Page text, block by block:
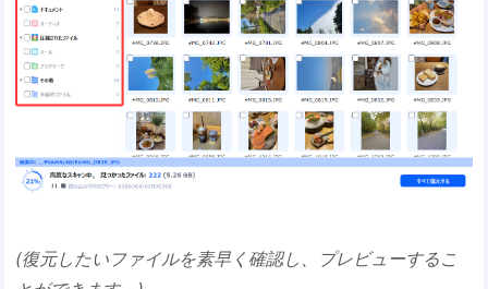
(復元したいファイルを素早く確認し、プレビューするこ